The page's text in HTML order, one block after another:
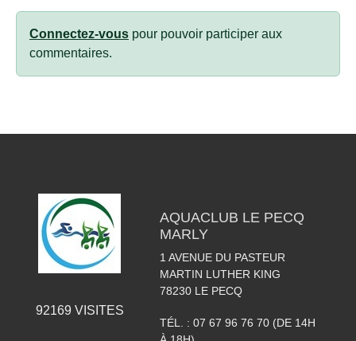
Connectez-vous pour pouvoir participer aux
commentaires.
92169 VISITES
AQUACLUB LE PECQ
MARLY
1 AVENUE DU PASTEUR
MARTIN LUTHER KING
78230 LE PECQ
TÉL. : 07 67 96 76 70 (DE 14H